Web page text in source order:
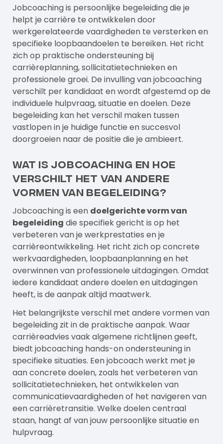
Jobcoaching is persoonlijke begeleiding die je
helpt je carrière te ontwikkelen door
werkgerelateerde vaardigheden te versterken en
specifieke loopbaandoelen te bereiken. Het richt
zich op praktische ondersteuning bij
carrièreplanning, sollicitatietechnieken en
professionele groei. De invulling van jobcoaching
verschilt per kandidaat en wordt afgestemd op de
individuele hulpvraag, situatie en doelen. Deze
begeleiding kan het verschil maken tussen
vastlopen in je huidige functie en succesvol
doorgroeien naar de positie die je ambieert.
Wat is jobcoaching en hoe
verschilt het van andere
vormen van begeleiding?
Jobcoaching is een doelgerichte vorm van
begeleiding die specifiek gericht is op het
verbeteren van je werkprestaties en je
carrièreontwikkeling. Het richt zich op concrete
werkvaardigheden, loopbaanplanning en het
overwinnen van professionele uitdagingen. Omdat
iedere kandidaat andere doelen en uitdagingen
heeft, is de aanpak altijd maatwerk.
Het belangrijkste verschil met andere vormen van
begeleiding zit in de praktische aanpak. Waar
carrièreadvies vaak algemene richtlijnen geeft,
biedt jobcoaching hands-on ondersteuning in
specifieke situaties. Een jobcoach werkt met je
aan concrete doelen, zoals het verbeteren van
sollicitatietechnieken, het ontwikkelen van
communicatievaardigheden of het navigeren van
een carrièretransitie. Welke doelen centraal
staan, hangt af van jouw persoonlijke situatie en
hulpvraag.